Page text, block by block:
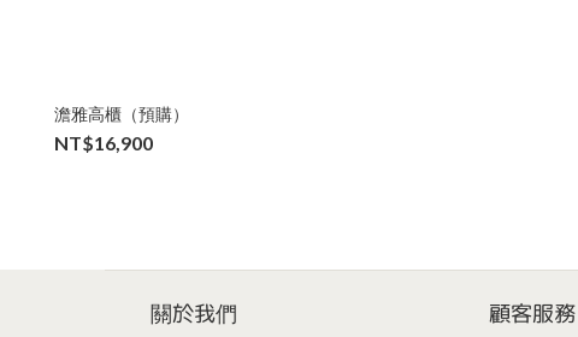
澹雅高櫃（預購）
NT$16,900
關於我們 顧客服務